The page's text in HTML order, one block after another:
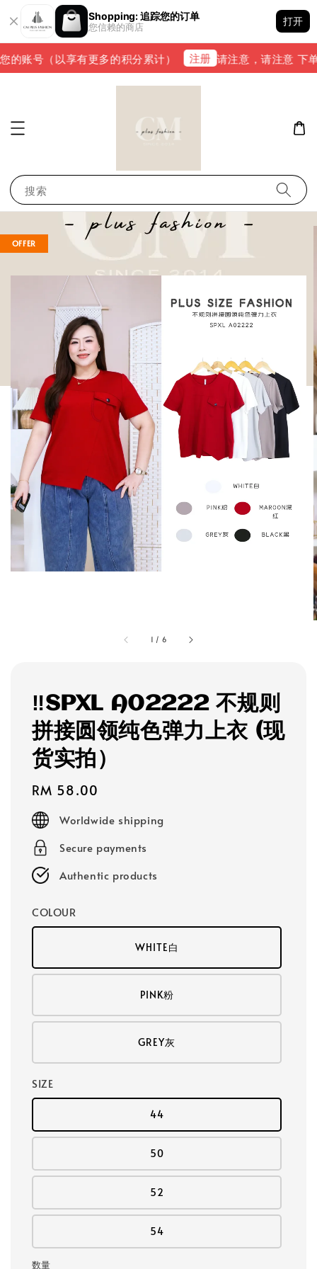
Shopping: 追踪您的订单
您信赖的商店
打开
账号（以享有更多的积分累计） 注册 请注意，请注意 下
搜索
1 / 6
OFFER
‼️SPXL A02222 不规则
拼接圆领纯色弹力上衣 (现
货实拍）
Regular
price
RM 58.00
Worldwide shipping
Secure payments
Authentic products
COLOUR
WHITE白
PINK粉
GREY灰
SIZE
44
50
52
54
数量